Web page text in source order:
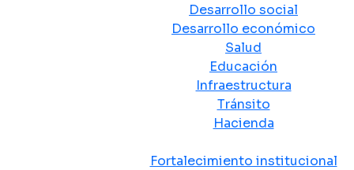
Desarrollo social
Desarrollo económico
Salud
Educación
Infraestructura
Tránsito
Hacienda
Fortalecimiento institucional